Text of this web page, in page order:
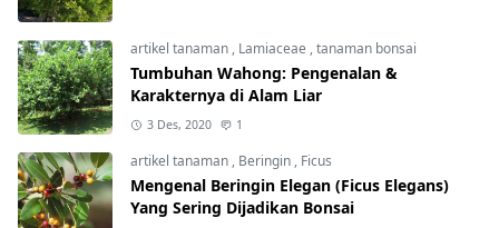
artikel tanaman , Lamiaceae ,tanaman bonsai
Tumbuhan Wahong: Pengenalan &
Karakternya di Alam Liar
3 Des, 2020 1
artikel tanaman , Beringin , Ficus
Mengenal Beringin Elegan (Ficus Elegans)
Yang Sering Dijadikan Bonsai